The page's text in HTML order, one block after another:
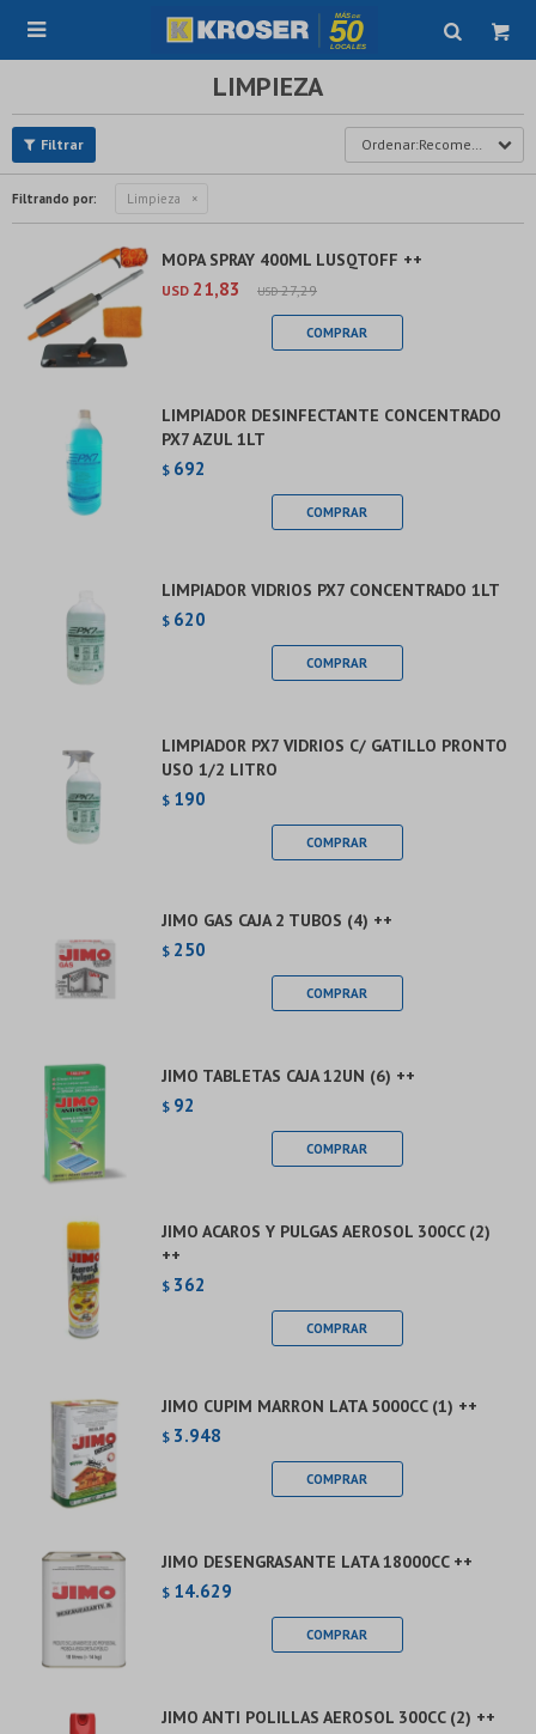

LIMPIEZA
Recomendados
Filtrando por: Limpieza
MOPA SPRAY 400ML LUSQTOFF ++
USD 21,83 USD 27,29
LIMPIADOR DESINFECTANTE CONCENTRADO
PX7 AZUL 1LT
$ 692
LIMPIADOR VIDRIOS PX7 CONCENTRADO 1LT
$ 620
LIMPIADOR PX7 VIDRIOS C/ GATILLO PRONTO
USO 1/2 LITRO
$ 190
JIMO GAS CAJA 2 TUBOS (4) ++
$ 250
JIMO TABLETAS CAJA 12UN (6) ++
$ 92
JIMO ACAROS Y PULGAS AEROSOL 300CC (2)
++
$ 362
JIMO CUPIM MARRON LATA 5000CC (1) ++
$ 3.948
JIMO DESENGRASANTE LATA 18000CC ++
$ 14.629
JIMO ANTI POLILLAS AEROSOL 300CC (2) ++